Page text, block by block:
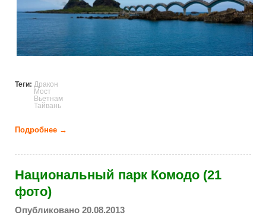
Теги: Дракон
Мост
Вьетнам
Тайвань
Подробнее →
Национальный парк Комодо (21
фото)
Опубликовано 20.08.2013